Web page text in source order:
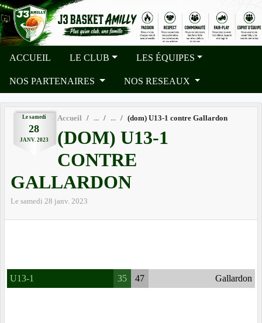
ACCUEIL LE CLUB LES ÉQUIPES
NOS PARTENAIRES NOS RESEAUX
Le samedi
28
JANV. 2023
Accueil (dom) U13-1 contre Gallardon
(DOM) U13-1
CONTRE
GALLARDON
Le samedi 28 janv. 2023
U13-1 35 47 Gallardon
Panneau de gestion des cookies